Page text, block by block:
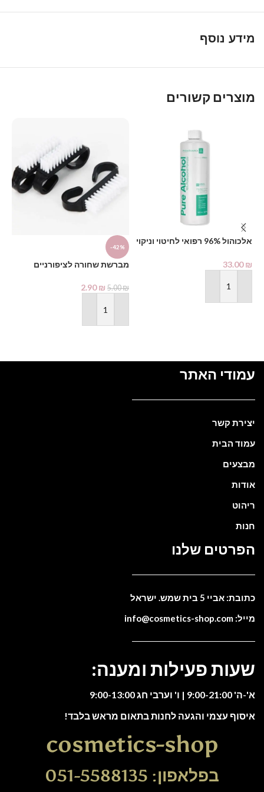
מידע נוסף
מוצרים קשורים
אלכוהול 96% רפואי לחיטוי וניקוי
Alcohol
33.00₪
הוספה לסל
-42%
מברשת שחורה לציפורניים
5.00₪
2.90₪
הוספה לסל
עמודי האתר
יצירת קשר
עמוד הבית
מבצעים
אודות
ריהוט
חנות
הפרטים שלנו
כתובת: אביי 5 בית שמש. ישראל
מייל: info@cosmetics-shop.com
שעות פעילות ומענה:
א'-ה' 9:00-21:00 | ו' וערבי חג 9:00-13:00
איסוף עצמי והגעה לחנות בתאום מראש בלבד!
cosmetics-shop
בפלאפון: 051-5588135